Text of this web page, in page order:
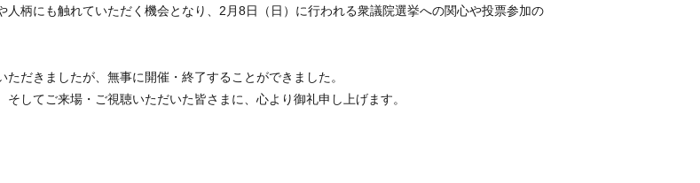
柄にも触れていただく機会となり、2月8日（日）に行われる衆議院選挙への関心や投票参加の
だきましたが、無事に開催・終了することができました。
してご来場・ご視聴いただいた皆さまに、心より御礼申し上げます。